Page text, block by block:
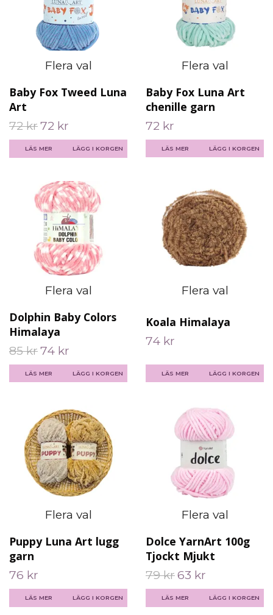
Flera val
Baby Fox Tweed Luna
Art
72 kr72 kr
LÄS MER LÄGG I KORGEN
Flera val
Baby Fox Luna Art
chenille garn
72 kr
LÄS MER LÄGG I KORGEN
Flera val
Dolphin Baby Colors
Himalaya
85 kr74 kr
LÄS MER LÄGG I KORGEN
Flera val
Koala Himalaya
74 kr
LÄS MER LÄGG I KORGEN
Flera val
Puppy Luna Art lugg
garn
76 kr
LÄS MER LÄGG I KORGEN
Flera val
Dolce YarnArt 100g
Tjockt Mjukt
79 kr63 kr
LÄS MER LÄGG I KORGEN